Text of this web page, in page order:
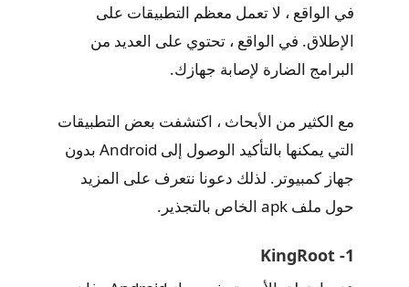
في الواقع ، لا تعمل معظم التطبيقات على
الإطلاق. في الواقع ، تحتوي على العديد من
البرامج الضارة لإصابة جهازك.
مع الكثير من الأبحاث ، اكتشفت بعض التطبيقات
التي يمكنها بالتأكيد الوصول إلى Android بدون
جهاز كمبيوتر. لذلك دعونا نتعرف على المزيد
حول ملف apk الخاص بالتجذير.
1- KingRoot